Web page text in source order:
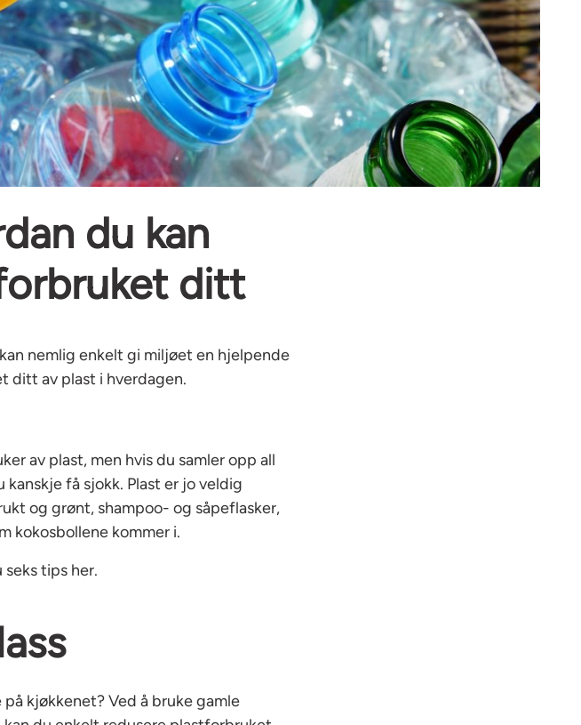
du kan
ditt
nemlig enkelt gi miljøet en hjelpende
ditt av plast i hverdagen.
av plast, men hvis du samler opp all
få sjokk. Plast er jo veldig
og grønt, shampoo- og såpeflasker,
kokosbollene kommer i.
tips her.
kjøkkenet? Ved å bruke gamle